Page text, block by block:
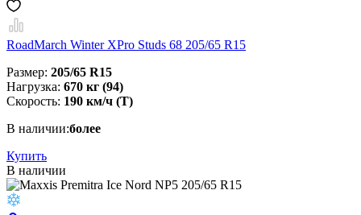
RoadMarch Winter XPro Studs 68 205/65 R15
Размер: 205/65 R15
Нагрузка: 670 кг (94)
Скорость: 190 км/ч (Т)
В наличии:более
Купить
В наличии